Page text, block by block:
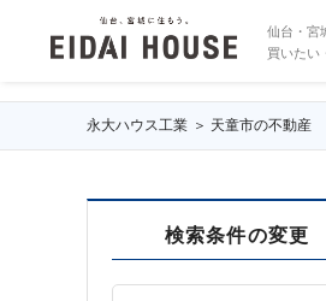
仙台・宮
買いたい
永大ハウス工業 天童市の不動産
検索条件の変更